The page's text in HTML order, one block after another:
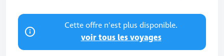
Cette offre n'est plus disponible.
voir tous les voyages